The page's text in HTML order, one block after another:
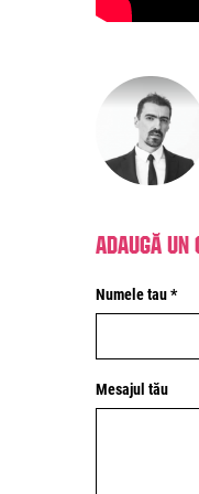
Adaugă un
Numele tau *
Mesajul tău